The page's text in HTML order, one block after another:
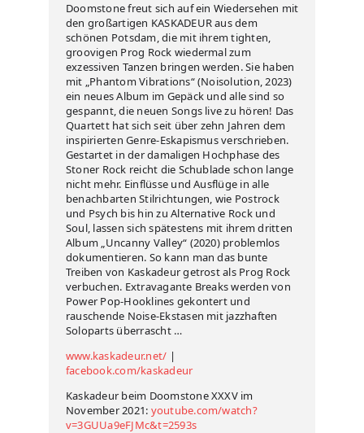
Doomstone freut sich auf ein Wiedersehen mit
den großartigen KASKADEUR aus dem
schönen Potsdam, die mit ihrem tighten,
groovigen Prog Rock wiedermal zum
exzessiven Tanzen bringen werden. Sie haben
mit „Phantom Vibrations“ (Noisolution, 2023)
ein neues Album im Gepäck und alle sind so
gespannt, die neuen Songs live zu hören! Das
Quartett hat sich seit über zehn Jahren dem
inspirierten Genre-Eskapismus verschrieben.
Gestartet in der damaligen Hochphase des
Stoner Rock reicht die Schublade schon lange
nicht mehr. Einflüsse und Ausflüge in alle
benachbarten Stilrichtungen, wie Postrock
und Psych bis hin zu Alternative Rock und
Soul, lassen sich spätestens mit ihrem dritten
Album „Uncanny Valley“ (2020) problemlos
dokumentieren. So kann man das bunte
Treiben von Kaskadeur getrost als Prog Rock
verbuchen. Extravagante Breaks werden von
Power Pop-Hooklines gekontert und
rauschende Noise-Ekstasen mit jazzhaften
Soloparts überrascht …
www.kaskadeur.net/ |
facebook.com/kaskadeur
Kaskadeur beim Doomstone XXXV im
November 2021: youtube.com/watch?
v=3GUUa9eFJMc&t=2593s